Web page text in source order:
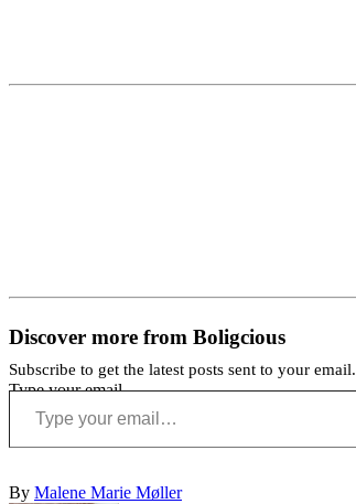
Discover more from Boligcious
Subscribe to get the latest posts sent to your email.
Type your email…
By Malene Marie Møller